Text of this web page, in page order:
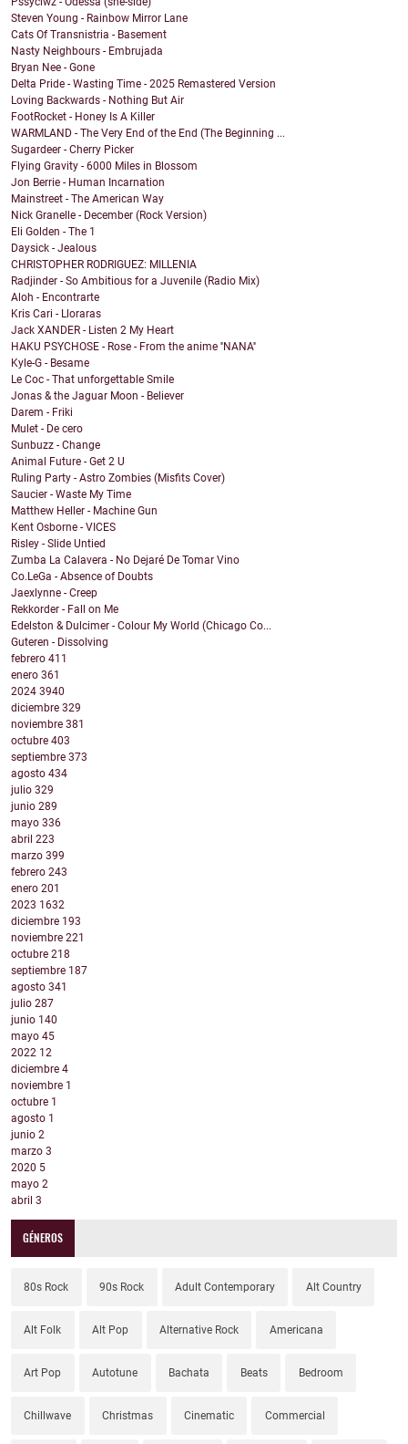
Steven Young - Rainbow Mirror Lane
Cats Of Transnistria - Basement
Nasty Neighbours - Embrujada
Bryan Nee - Gone
Delta Pride - Wasting Time - 2025 Remastered Version
Loving Backwards - Nothing But Air
FootRocket - Honey Is A Killer
WARMLAND - The Very End of the End (The Beginning ...
Sugardeer - Cherry Picker
Flying Gravity - 6000 Miles in Blossom
Jon Berrie - Human Incarnation
Mainstreet - The American Way
Nick Granelle - December (Rock Version)
Eli Golden - The 1
Daysick - Jealous
CHRISTOPHER RODRIGUEZ: MILLENIA
Radjinder - So Ambitious for a Juvenile (Radio Mix)
Aloh - Encontrarte
Kris Cari - Lloraras
Jack XANDER - Listen 2 My Heart
HAKU PSYCHOSE - Rose - From the anime ''NANA''
Kyle-G - Besame
Le Coc - That unforgettable Smile
Jonas & the Jaguar Moon - Believer
Darem - Friki
Mulet - De cero
Sunbuzz - Change
Animal Future - Get 2 U
Ruling Party - Astro Zombies (Misfits Cover)
Saucier - Waste My Time
Matthew Heller - Machine Gun
Kent Osborne - VICES
Risley - Slide Untied
Zumba La Calavera - No Dejaré De Tomar Vino
Co.LeGa - Absence of Doubts
Jaexlynne - Creep
Rekkorder - Fall on Me
Edelston & Dulcimer - Colour My World (Chicago Co...
Guteren - Dissolving
febrero 411
enero 361
2024 3940
diciembre 329
noviembre 381
octubre 403
septiembre 373
agosto 434
julio 329
junio 289
mayo 336
abril 223
marzo 399
febrero 243
enero 201
2023 1632
diciembre 193
noviembre 221
octubre 218
septiembre 187
agosto 341
julio 287
junio 140
mayo 45
2022 12
diciembre 4
noviembre 1
octubre 1
agosto 1
junio 2
marzo 3
2020 5
mayo 2
abril 3
GÉNEROS
80s Rock 90s Rock Adult Contemporary Alt Country
Alt Folk Alt Pop Alternative Rock Americana
Art Pop Autotune Bachata Beats Bedroom
Chillwave Christmas Cinematic Commercial